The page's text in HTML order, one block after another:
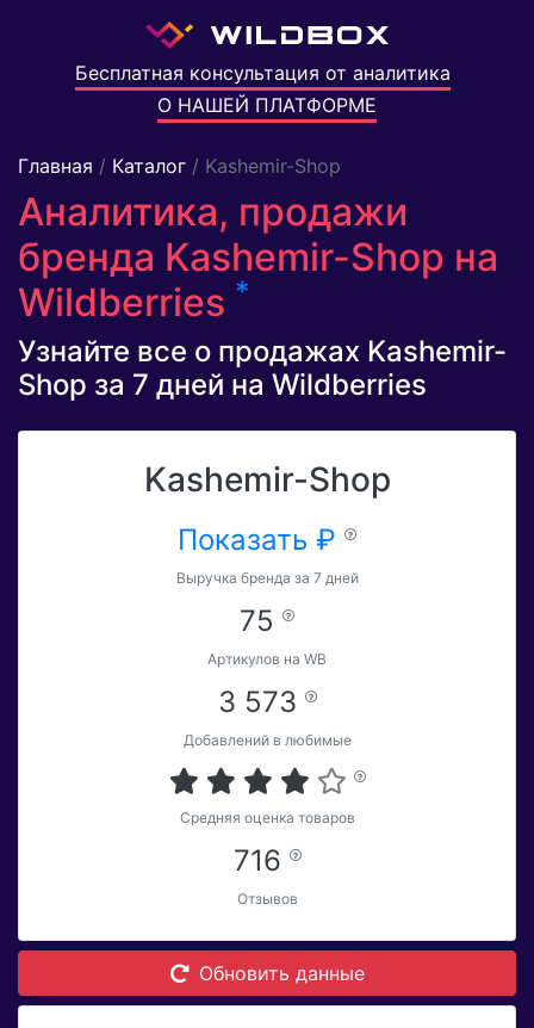
Бесплатная консультация от аналитика
О НАШЕЙ ПЛАТФОРМЕ
Главная / Каталог / Kashemir-Shop
Аналитика, продажи
бренда Kashemir-Shop на
Wildberries *
Узнайте все о продажах Kashemir-
Shop за 7 дней на Wildberries
Kashemir-Shop
Показать ₽
Выручка бренда за 7 дней
75
Артикулов на WB
3 573
Добавлений в любимые
Средняя оценка товаров
716
Отзывов
Обновить данные